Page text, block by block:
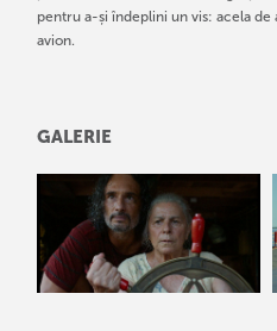
pentru a-și îndeplini un vis: acela
avion.
GALERIE